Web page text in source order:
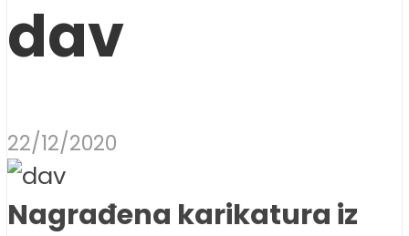
dav
22/12/2020
Nagrađena karikatura iz